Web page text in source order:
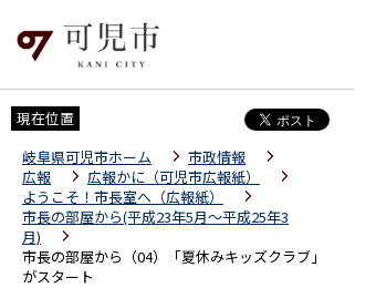
現在位置
岐阜県可児市ホーム
市政情報
広報
広報かに（可児市広報紙）
ようこそ！市長室へ（広報紙）
市長の部屋から(平成23年5月～平成25年3
月)
市長の部屋から（04）「夏休みキッズクラブ」
がスタート